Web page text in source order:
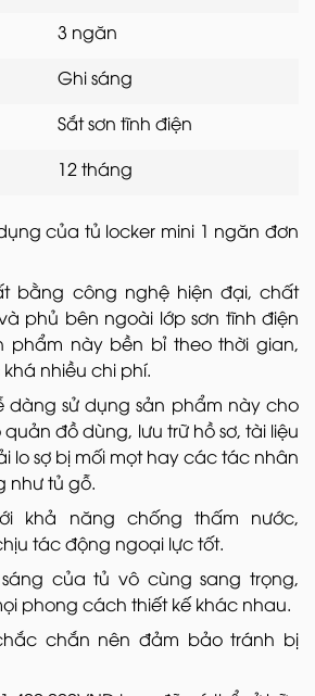
3 ngăn
Ghi sáng
Sắt sơn tĩnh điện
12 tháng
của tủ locker mini 1 ngăn đơn
bằng công nghệ hiện đại, chất
phủ bên ngoài lớp sơn tĩnh điện
phẩm này bền bỉ theo thời gian,
nhiều chi phí.
dàng sử dụng sản phẩm này cho
đồ dùng, lưu trữ hồ sơ, tài liệu
lo sợ bị mối mọt hay các tác nhân
như tủ gỗ.
khả năng chống thấm nước,
tác động ngoại lực tốt.
của tủ vô cùng sang trọng,
phong cách thiết kế khác nhau.
chắn nên đảm bảo tránh bị